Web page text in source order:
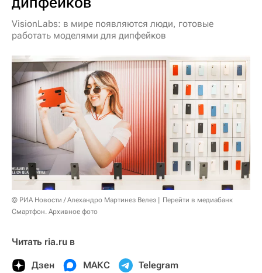
VisionLabs: в мире появляются люди, готовые
работать моделями для дипфейков
© РИА Новости / Алехандро Мартинез Велез
Перейти в медиабанк
Смартфон. Архивное фото
Читать ria.ru в
Дзен МАКС Telegram